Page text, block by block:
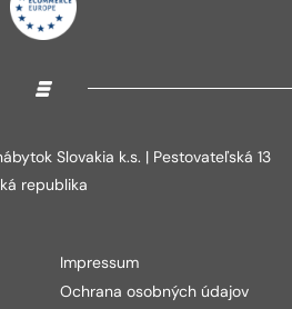
Slovakia k.s. | Pestovateľská 13
republika
Impressum
Ochrana osobných údajov